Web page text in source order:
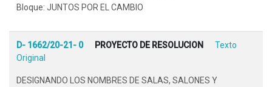
Bloque: JUNTOS POR EL CAMBIO
D- 1662/20-21- 0 PROYECTO DE RESOLUCION
Texto
Original
DESIGNANDO LOS NOMBRES DE SALAS, SALONES Y